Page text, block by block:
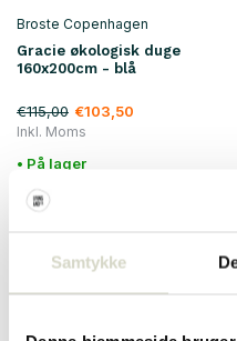
Samtykke
Broste Copenhagen
Gracie økologisk duge
160x200cm - blå
€115,00 €103,50
Inkl. Moms
• På lager
SALE 10%